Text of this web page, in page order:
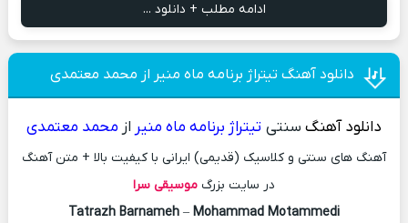
ادامه مطلب + دانلود ...
دانلود آهنگ تیتراژ برنامه ماه منیر از محمد معتمدی
دانلود آهنگ سنتی تیتراژ برنامه ماه منیر از محمد معتمدی
آهنگ های سنتی و کلاسیک (قدیمی) ایرانی با کیفیت بالا + متن آهنگ
در سایت بزرگ موسیقی سرا
Tatrazh Barnameh – Mohammad Motammedi